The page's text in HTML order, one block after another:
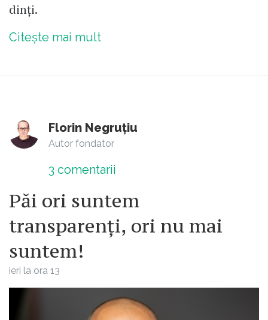
dinți.
Citește mai mult
Florin Negruțiu
Autor fondator
3 comentarii
Păi ori suntem
transparenți, ori nu mai
suntem!
ieri la ora 13